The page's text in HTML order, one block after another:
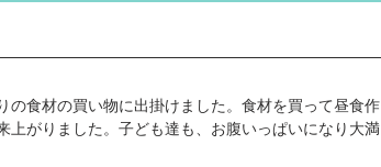
食材の買い物に出掛けました。食材を買って昼食作
上がりました。子ども達も、お腹いっぱいになり大満